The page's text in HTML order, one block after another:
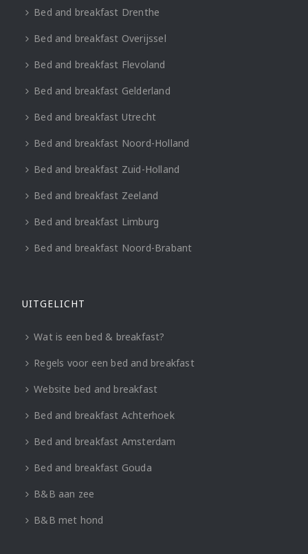
Bed and breakfast Drenthe
Bed and breakfast Overijssel
Bed and breakfast Flevoland
Bed and breakfast Gelderland
Bed and breakfast Utrecht
Bed and breakfast Noord-Holland
Bed and breakfast Zuid-Holland
Bed and breakfast Zeeland
Bed and breakfast Limburg
Bed and breakfast Noord-Brabant
UITGELICHT
Wat is een bed & breakfast?
Regels voor een bed and breakfast
Website bed and breakfast
Bed and breakfast Achterhoek
Bed and breakfast Amsterdam
Bed and breakfast Gouda
B&B aan zee
B&B met hond